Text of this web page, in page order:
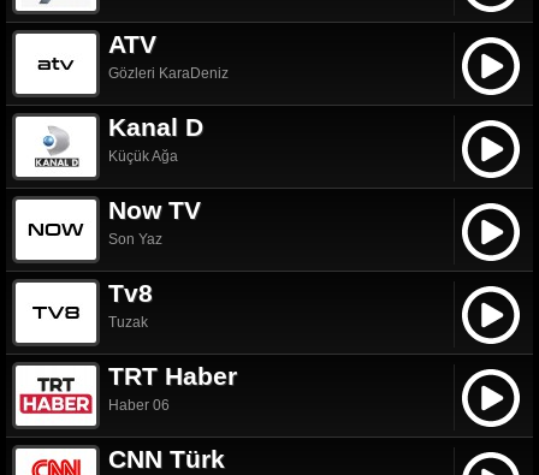
ATV
Gözleri KaraDeniz
Kanal D
Küçük Ağa
Now TV
Son Yaz
Tv8
Tuzak
TRT Haber
Haber 06
CNN Türk